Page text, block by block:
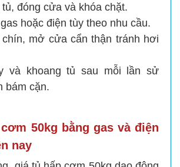
đóng cửa và khóa chặt.
hoặc điện tùy theo nhu cầu.
mở cửa cẩn thận tránh hơi
và khoang tủ sau mỗi lần sử
bám cặn.
50kg bằng gas và điện
nay